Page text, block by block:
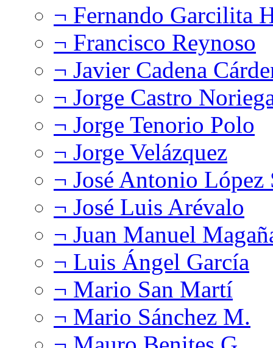
¬ Fernando Garcilita
¬ Francisco Reynoso
¬ Javier Cadena
¬ Jorge Castro
¬ Jorge Tenorio Polo
¬ Jorge Velázquez
¬ José Antonio López
¬ José Luis Arévalo
¬ Juan Manuel
¬ Luis Ángel García
¬ Mario San Martí
¬ Mario Sánchez M.